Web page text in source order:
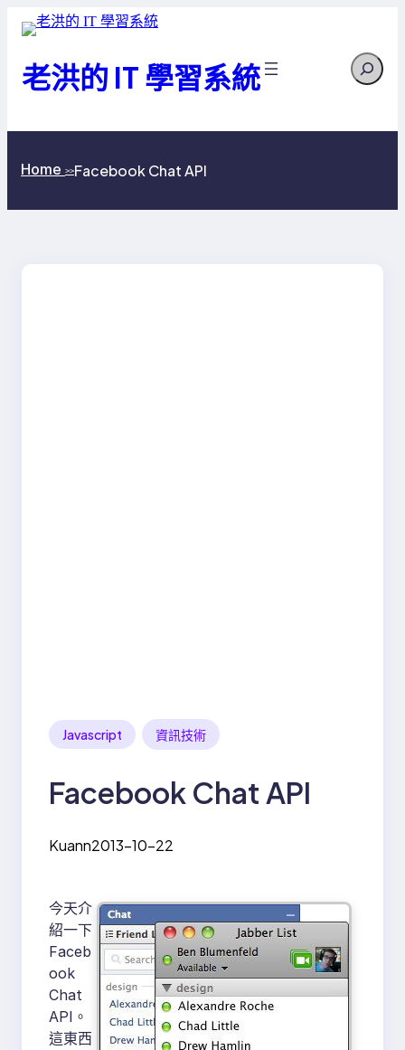
老洪的 IT 學習系統 Search
Home >>Facebook Chat API
Javascript 資訊技術
Facebook Chat API
Kuann2013-10-22
今天介
紹一下
Faceb
ook
Chat
API。
這東西